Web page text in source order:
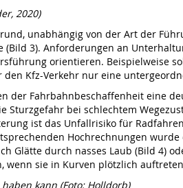
2020)
unabhängig von der Art der
3). Anforderungen an
orientieren. Beispielweise
Kfz-Verkehr nur eine
der Fahrbahnbeschaffenheit eine
Sturzgefahr bei schlechtem
ist das Unfallrisiko für
Hochrechnungen wurde
Glätte durch nasses Laub (Bild 4)
wenn sie in Kurven plötzlich
kann (Foto: Holldorb)